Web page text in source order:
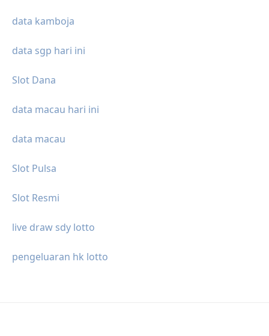
data kamboja
data sgp hari ini
Slot Dana
data macau hari ini
data macau
Slot Pulsa
Slot Resmi
live draw sdy lotto
pengeluaran hk lotto